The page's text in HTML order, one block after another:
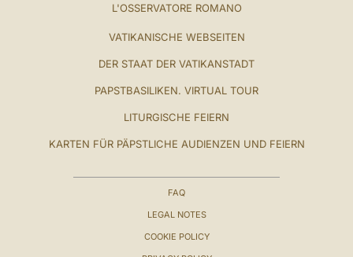
L'OSSERVATORE ROMANO
VATIKANISCHE WEBSEITEN
DER STAAT DER VATIKANSTADT
PAPSTBASILIKEN. VIRTUAL TOUR
LITURGISCHE FEIERN
KARTEN FÜR PÄPSTLICHE AUDIENZEN UND FEIERN
FAQ
LEGAL NOTES
COOKIE POLICY